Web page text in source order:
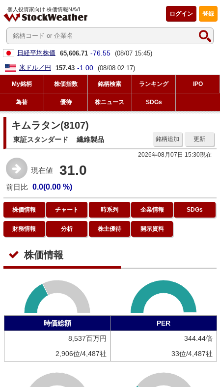
個人投資家向け 株価情報NAVI
登録
ログイン
日経平均株価 65,606.71 -76.55 (08/07 15:45)
米ドル／円
157.43 -1.00 (08/08 02:17)
My銘柄 株価指数 銘柄検索 ランキング IPO
為替 優待 株ニュース SDGs
キムラタン(8107)
東証スタンダード 繊維製品 更新
銘柄追加
2026年08月07日 15:30現在
現在値 31.0
前日比 0.0(0.00 %)
株価情報 チャート 時系列 企業情報 SDGs
財務情報 分析 株主優待 開示資料
株価情報
時価総額
PER
8,537百万円
344.44倍
2,906位/4,487社
33位/4,487社